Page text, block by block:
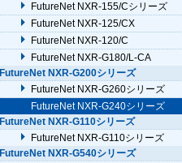
FutureNet NXR-155/Cシリーズ
FutureNet NXR-125/CX
FutureNet NXR-120/C
FutureNet NXR-G180/L-CA
FutureNet NXR-G200シリーズ
FutureNet NXR-G260シリーズ
FutureNet NXR-G240シリーズ
FutureNet NXR-G110シリーズ
FutureNet NXR-G110シリーズ
FutureNet NXR-G540シリーズ